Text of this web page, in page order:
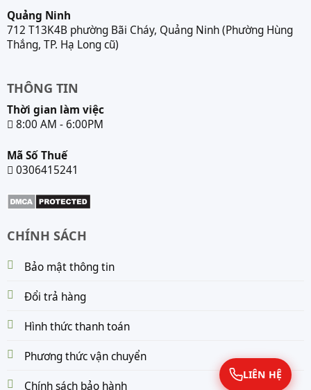
Quảng Ninh
712 T13K4B phường Bãi Cháy, Quảng Ninh (Phường Hùng
Thắng, TP. Hạ Long cũ)
THÔNG TIN
Thời gian làm việc
8:00 AM - 6:00PM
Mã Số Thuế
0306415241
CHÍNH SÁCH
Bảo mật thông tin
Đổi trả hàng
Hình thức thanh toán
Phương thức vận chuyển
Chính sách bảo hành
LIÊN HỆ